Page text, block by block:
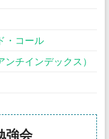
・コール
チインデックス）
強会